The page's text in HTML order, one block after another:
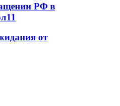
РФ в
11
от